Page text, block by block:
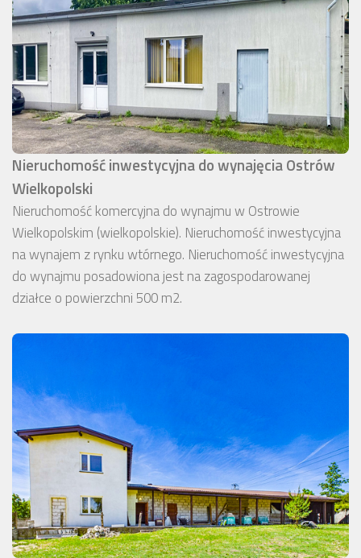
Nieruchomość inwestycyjna do wynajęcia Ostrów
Wielkopolski
Nieruchomość komercyjna do wynajmu w Ostrowie
Wielkopolskim (wielkopolskie). Nieruchomość inwestycyjna
na wynajem z rynku wtórnego. Nieruchomość inwestycyjna
do wynajmu posadowiona jest na zagospodarowanej
działce o powierzchni 500 m2.